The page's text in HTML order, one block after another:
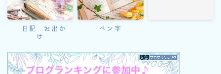
日記 お出か
け
ペン字